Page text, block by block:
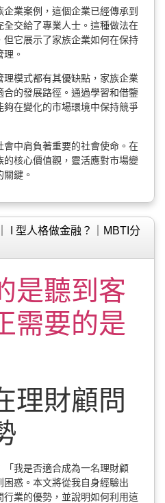
業案例，這個企業已經傳承到
交給了專業人士。這種做法在
它展示了家族企業如何在保持
。
模式都有其優缺點，家族企業
的發展路徑。通過學習和借鑒
在變化的市場環境中保持競爭
中肩負著重要的社會使命。在
核心價值觀，靈活應對市場變
鍵。
I 型人格做金融？｜MBTI分
是聽到客
需要的是
理財顧問
我是否適合成為一名理財顧
惑。本文將從我自身經驗出
業的優勢，並說明如何利用這